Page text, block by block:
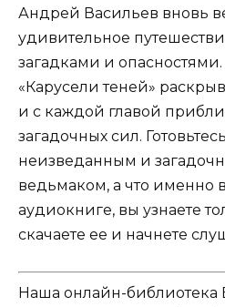
Андрей Васильев вновь
удивительное
загадками и
«Карусели теней»
и с каждой главой
загадочных сил.
неизведанным и
ведьмаком, а что именно
аудиокниге, вы узнаете
скачаете ее и начнете
Наша онлайн-библиотека